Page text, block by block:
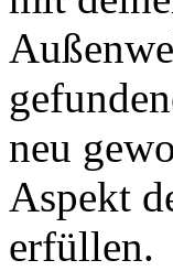
neu
Aspekt
erfüllen.